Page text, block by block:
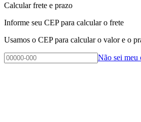
Calcular frete e prazo
Informe seu CEP para calcular o frete
Usamos o CEP para calcular o valor e o
Não sei meu